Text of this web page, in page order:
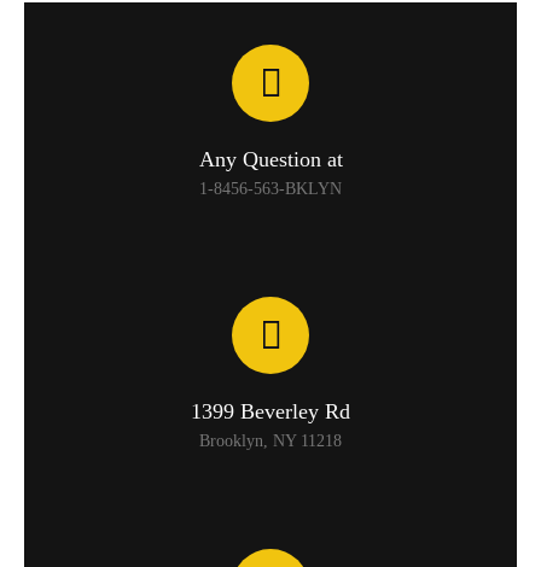
Any Question at
1-8456-563-BKLYN
1399 Beverley Rd
Brooklyn, NY 11218